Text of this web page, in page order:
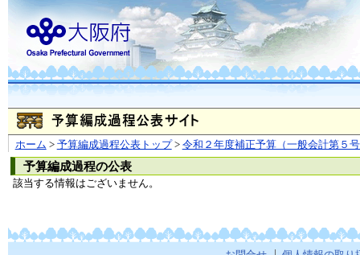
ホーム > 予算編成過程公表トップ> 令和２年度補正予算（一般会計第５
予算編成過程の公表
該当する情報はございません。